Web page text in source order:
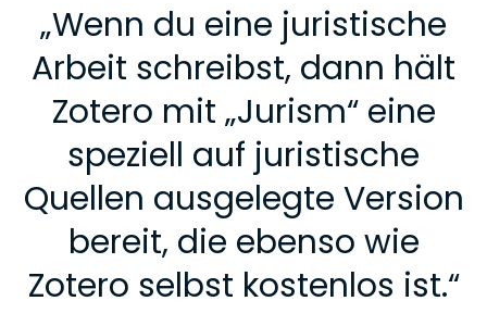
„Wenn du eine juristische
Arbeit schreibst, dann hält
Zotero mit „Jurism“ eine
speziell auf juristische
Quellen ausgelegte Version
bereit, die ebenso wie
Zotero selbst kostenlos ist.“